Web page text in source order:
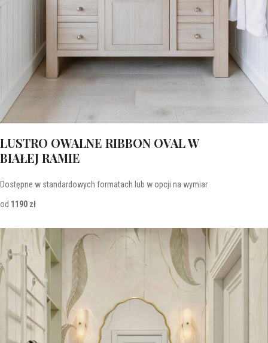
LUSTRO OWALNE RIBBON OVAL W
BIAŁEJ RAMIE
Dostępne w standardowych formatach lub w opcji na wymiar
od 1190 zł